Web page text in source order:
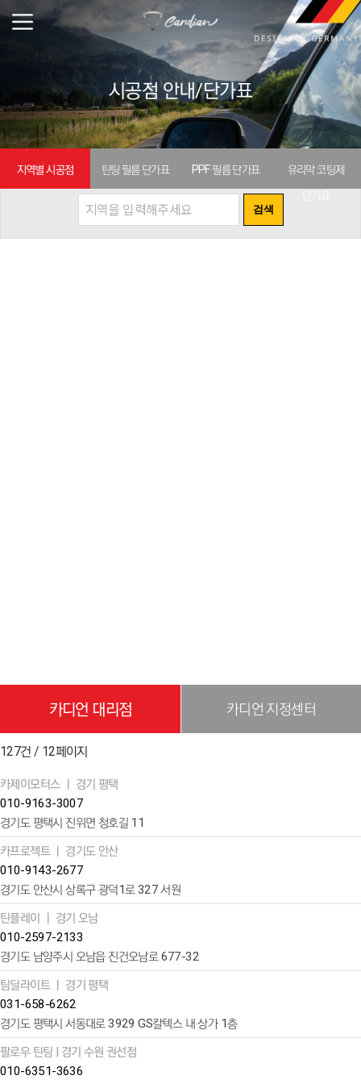
시공점 안내/단가표
지역별 시공점 틴팅 필름 단가표 PPF 필름 단가표
유리막 코팅제
검색
카디언 대리점 카디언 지정센터
127건 / 12페이지
카제이모터스 ㅣ 경기 평택
010-9163-3007
경기도 평택시 진위면 청호길 11
카프로젝트 ㅣ 경기도 안산
010-9143-2677
경기도 안산시 상록구 광덕1로 327 서원
틴플레이 ㅣ 경기 오남
010-2597-2133
경기도 남양주시 오남읍 진건오남로 677-32
팀딜라이트 ㅣ 경기 평택
031-658-6262
경기도 평택시 서동대로 3929 GS칼텍스 내 상가 1층
팔로우 틴팅 | 경기 수원 권선점
010-6351-3636